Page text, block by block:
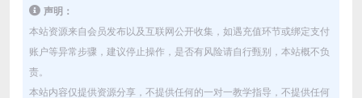
声明：
本站资源来自会员发布以及互联网公开收集，如遇充值环节或绑定支付
账户等异常步骤，建议停止操作，是否有风险请自行甄别，本站概不负
责。
本站内容仅提供资源分享，不提供任何的一对一教学指导，不提供任何